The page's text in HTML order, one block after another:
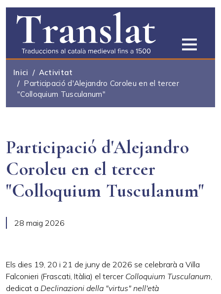
Vés al contingut
Inici
Activitat
Participació d'Alejandro Coroleu en el tercer
"Colloquium Tusculanum"
Participació d'Alejandro
Coroleu en el tercer
"Colloquium Tusculanum"
28 maig 2026
Els dies 19, 20 i 21 de juny de 2026 se celebrarà a Villa
Falconieri (Frascati, Itàlia) el tercer Colloquium Tusculanum
dedicat a Declinazioni della "virtus" nell'età